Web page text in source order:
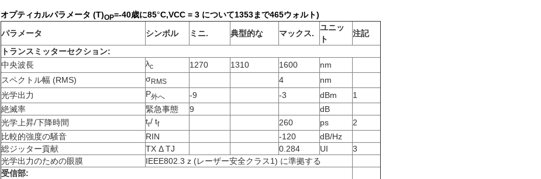
オプティカルパラメータ (T)OP=-40歳に85°C,VCC = 3 について1353まで465ウォルト)
パラメータ
シンボル ミニ. 典型的な マックス.
ユニッ
ト
注記
トランスミッターセクション:
中央波長
λc 1270 1310 1600
nm
スペクトル幅 (RMS)
σRMS 4
nm
光学出力
P外へ -9 -3 dBm
1
絶滅率
緊急事態 9
dB
光学上昇/下降時間
tr/ tf 260 ps
2
比較的強度の騒音
RIN -120
dB/Hz
総ジッター貢献
TX Δ TJ 0.284 UI
3
光学出力のための眼膜
IEEE802.3 z (レーザー安全クラス1) に準拠する
受信部: